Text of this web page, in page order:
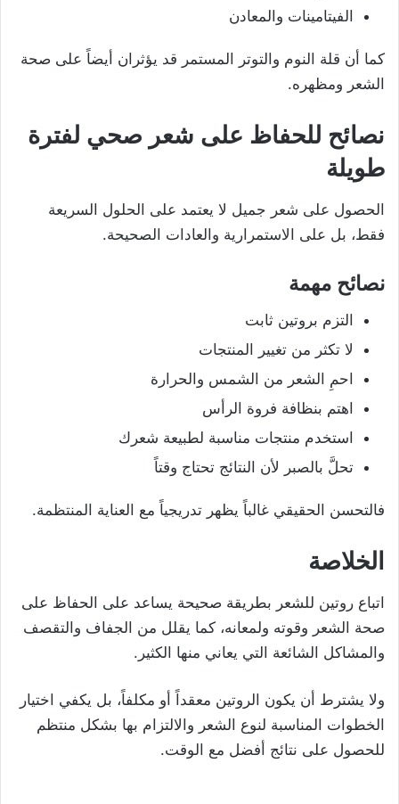
الفيتامينات والمعادن
كما أن قلة النوم والتوتر المستمر قد يؤثران أيضاً على صحة
الشعر ومظهره.
نصائح للحفاظ على شعر صحي لفترة
طويلة
الحصول على شعر جميل لا يعتمد على الحلول السريعة
فقط، بل على الاستمرارية والعادات الصحيحة.
نصائح مهمة
التزم بروتين ثابت
لا تكثر من تغيير المنتجات
احمِ الشعر من الشمس والحرارة
اهتم بنظافة فروة الرأس
استخدم منتجات مناسبة لطبيعة شعرك
تحلَّ بالصبر لأن النتائج تحتاج وقتاً
فالتحسن الحقيقي غالباً يظهر تدريجياً مع العناية المنتظمة.
الخلاصة
اتباع روتين للشعر بطريقة صحيحة يساعد على الحفاظ على
صحة الشعر وقوته ولمعانه، كما يقلل من الجفاف والتقصف
والمشاكل الشائعة التي يعاني منها الكثير.
ولا يشترط أن يكون الروتين معقداً أو مكلفاً، بل يكفي اختيار
الخطوات المناسبة لنوع الشعر والالتزام بها بشكل منتظم
للحصول على نتائج أفضل مع الوقت.